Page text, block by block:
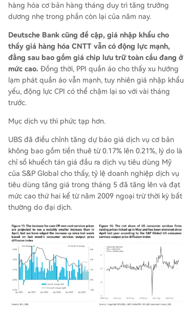
hàng hóa cơ bản hàng tháng duy trì tăng trưởng
dương nhẹ trong phần còn lại của năm nay.
Deutsche Bank cũng đề cập, giá nhập khẩu cho
thấy giá hàng hóa CNTT vẫn có động lực mạnh,
đằng sau bao gồm giá chip lưu trữ toàn cầu đang ở
mức cao. Đồng thời, PPI quần áo cho thấy xu hướng
lạm phát quần áo vẫn mạnh, tuy nhiên giá nhập khẩu
yếu, động lực CPI có thể chậm lại so với vài tháng
trước.
Mục dịch vụ thì phức tạp hơn.
UBS đã điều chỉnh tăng dự báo giá dịch vụ cơ bản
không bao gồm tiền thuê từ 0.17% lên 0.21%, lý do là
chỉ số khuếch tán giá đầu ra dịch vụ tiêu dùng Mỹ
của S&P Global cho thấy, tỷ lệ doanh nghiệp dịch vụ
tiêu dùng tăng giá trong tháng 5 đã tăng lên và đạt
mức cao thứ hai kể từ năm 2009 ngoại trừ thời kỳ bất
thường do đại dịch.